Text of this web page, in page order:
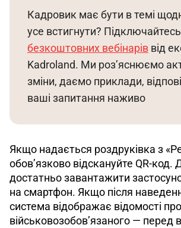
Кадровик має бути в темі
усе встигнути?
безкоштовних вебінарів від
Kadroland. Ми роз’яснюємо
зміни, даємо приклади,
ваші запитання наживо
Якщо надається роздруківка з
обов’язково відскануйте QR-код.
достатньо завантажити
на смартфон. Якщо після
система відображає відомості про
військовозобов’язаного — перед